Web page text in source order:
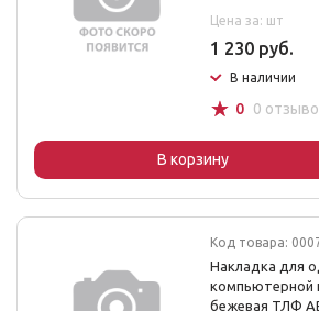
Цена за: шт
1 230 руб.
В наличии
☆ 0 0
В корзину
Код товара:
Накладка для
компьютерной
бежевая ТЛФ